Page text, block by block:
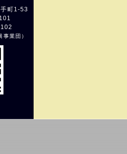
町1-53
事業団 ）